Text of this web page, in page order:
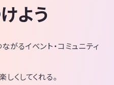
よう
がるイベント・コミュニティ
くしてくれる。